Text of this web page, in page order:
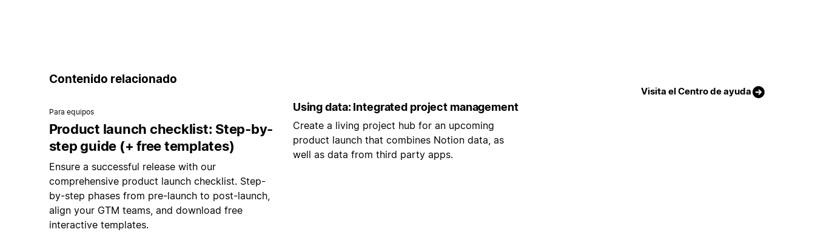
Contenido relacionado
Visita el Centro de ayuda
Para equipos
Product launch checklist: Step-by-
step guide (+ free templates)
Ensure a successful release with our
comprehensive product launch checklist. Step-
by-step phases from pre-launch to post-launch,
align your GTM teams, and download free
interactive templates.
Using data: Integrated project management
Create a living project hub for an upcoming
product launch that combines Notion data, as
well as data from third party apps.